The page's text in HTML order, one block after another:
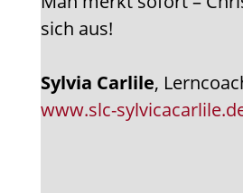
sich aus!
Sylvia Carlile,
www.slc-